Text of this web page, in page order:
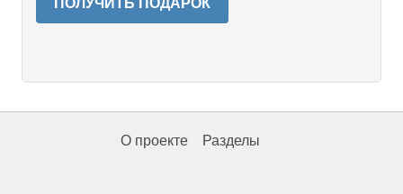
ПОЛУЧИТЬ ПОДАРОК
О проекте Разделы